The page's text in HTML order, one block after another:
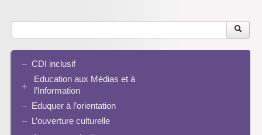
CDI inclusif
Education aux Médias et à
l’Information
EMI et translittératie
La culture de la participation
Eduquer à l’orientation
L’ouverture culturelle